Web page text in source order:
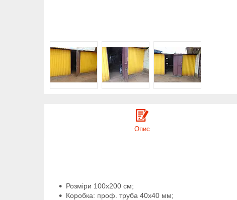
Опис
Розміри 100х200 см;
Коробка: проф. труба 40х40 мм;